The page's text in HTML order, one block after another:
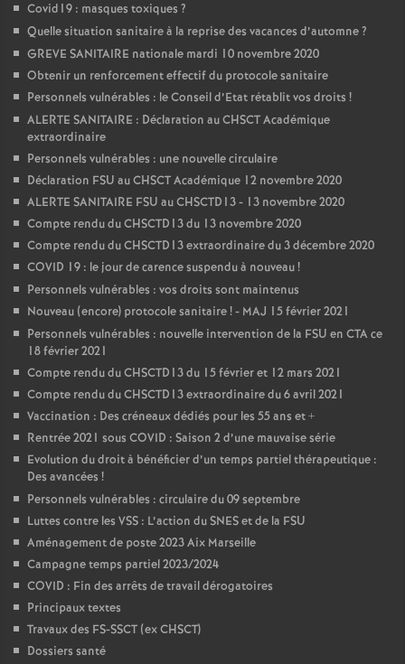
Covid19 : masques toxiques ?
Quelle situation sanitaire à la reprise des vacances d’automne?
GREVE SANITAIRE nationale mardi 10 novembre 2020
Obtenir un renforcement effectif du protocole sanitaire
Personnels vulnérables : le Conseil d’Etat rétablit vos droits !
ALERTE SANITAIRE : Déclaration au CHSCT Académique
extraordinaire
Personnels vulnérables : une nouvelle circulaire
Déclaration FSU au CHSCT Académique 12 novembre 2020
ALERTE SANITAIRE FSU au CHSCTD13 - 13 novembre 2020
Compte rendu du CHSCTD13 du 13 novembre 2020
Compte rendu du CHSCTD13 extraordinaire du 3 décembre 2020
COVID 19 : le jour de carence suspendu à nouveau!
Personnels vulnérables : vos droits sont maintenus
Nouveau (encore) protocole sanitaire! - MAJ 15 février 2021
Personnels vulnérables : nouvelle intervention de la FSU en CTA ce
18 février 2021
Compte rendu du CHSCTD13 du 15 février et 12 mars 2021
Compte rendu du CHSCTD13 extraordinaire du 6 avril 2021
Vaccination : Des créneaux dédiés pour les 55 ans et +
Rentrée 2021 sous COVID : Saison 2 d’une mauvaise série
Evolution du droit à bénéficier d’un temps partiel thérapeutique :
Des avancées !
Personnels vulnérables : circulaire du 09 septembre
Luttes contre les VSS : L’action du SNES et de la FSU
Aménagement de poste 2023 Aix Marseille
Campagne temps partiel 2023/2024
COVID : Fin des arrêts de travail dérogatoires
Principaux textes
Travaux des FS-SSCT (ex CHSCT)
Dossiers santé